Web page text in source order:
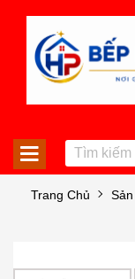
Trang Chủ